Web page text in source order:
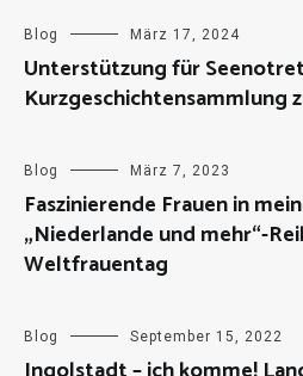
Blog März 17, 2024
Unterstützung für
Kurzgeschichtensammlung
Blog März 7, 2023
Faszinierende Frauen in
„Niederlande und mehr“-
Weltfrauentag
Blog September 15, 2022